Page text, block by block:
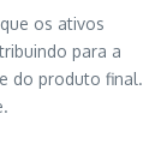
os ativos
para a
do produto final.